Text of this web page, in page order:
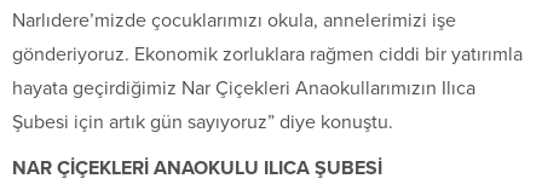
Narlıdere’mizde çocuklarımızı okula, annelerimizi işe
gönderiyoruz. Ekonomik zorluklara rağmen ciddi bir yatırımla
hayata geçirdiğimiz Nar Çiçekleri Anaokullarımızın Ilıca
Şubesi için artık gün sayıyoruz” diye konuştu.
NAR ÇİÇEKLERİ ANAOKULU ILICA ŞUBESİ